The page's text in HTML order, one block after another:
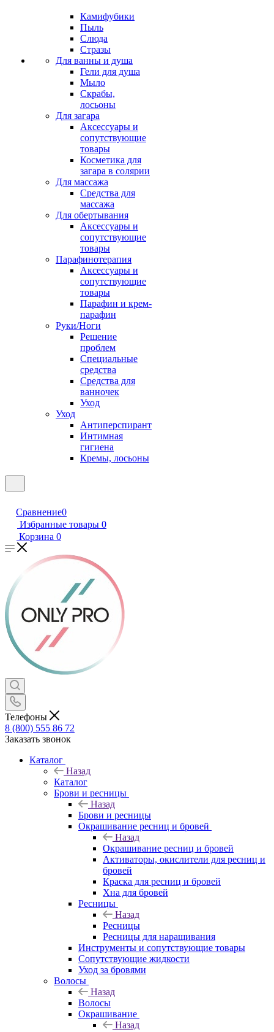
Камифубики
Пыль
Слюда
Стразы
Для ванны и душа
Гели для душа
Мыло
Скрабы,
лосьоны
Для загара
Аксессуары и
сопутствующие
товары
Косметика для
загара в солярии
Для массажа
Средства для
массажа
Для обертывания
Аксессуары и
сопутствующие
товары
Парафинотерапия
Аксессуары и
сопутствующие
товары
Парафин и крем-
парафин
Руки/Ноги
Решение
проблем
Специальные
средства
Средства для
ванночек
Уход
Уход
Антиперспирант
Интимная
гигиена
Кремы, лосьоны
Сравнение0
Избранные товары 0
Корзина 0
Телефоны
8 (800) 555 86 72
Заказать звонок
Каталог
Назад
Каталог
Брови и ресницы
Назад
Брови и ресницы
Окрашивание ресниц и бровей
Назад
Окрашивание ресниц и бровей
Активаторы, окислители для ресниц и
бровей
Краска для ресниц и бровей
Хна для бровей
Ресницы
Назад
Ресницы
Ресницы для наращивания
Инструменты и сопутствующие товары
Сопутствующие жидкости
Уход за бровями
Волосы
Назад
Волосы
Окрашивание
Назад